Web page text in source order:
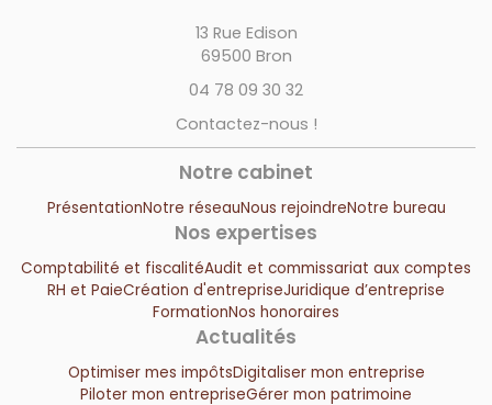
13 Rue Edison
69500 Bron
04 78 09 30 32
Contactez-nous !
Notre cabinet
PrésentationNotre réseauNous rejoindreNotre bureau
Nos expertises
Comptabilité et fiscalitéAudit et commissariat aux comptes
RH et PaieCréation d'entrepriseJuridique d’entreprise
FormationNos honoraires
Actualités
Optimiser mes impôtsDigitaliser mon entreprise
Piloter mon entrepriseGérer mon patrimoine